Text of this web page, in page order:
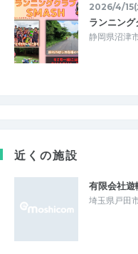
2026/4/15(
ランニン
静岡県沼津
近くの施設
有限会社遊
埼玉県戸田